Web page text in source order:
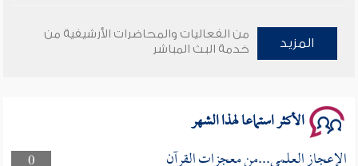
سلسلة محاضرات نفحات رمضانية 1444هـ
المزيد
من الفعاليات والمحاضرات الأرشيفية من
خدمة البث المباشر
الأكثر استماعا لهذا الشهر